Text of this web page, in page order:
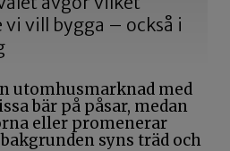
vi vill bygga – också i